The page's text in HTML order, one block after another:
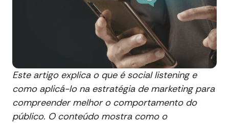
Este artigo explica o que é social listening e
como aplicá-lo na estratégia de marketing para
compreender melhor o comportamento do
público. O conteúdo mostra como o